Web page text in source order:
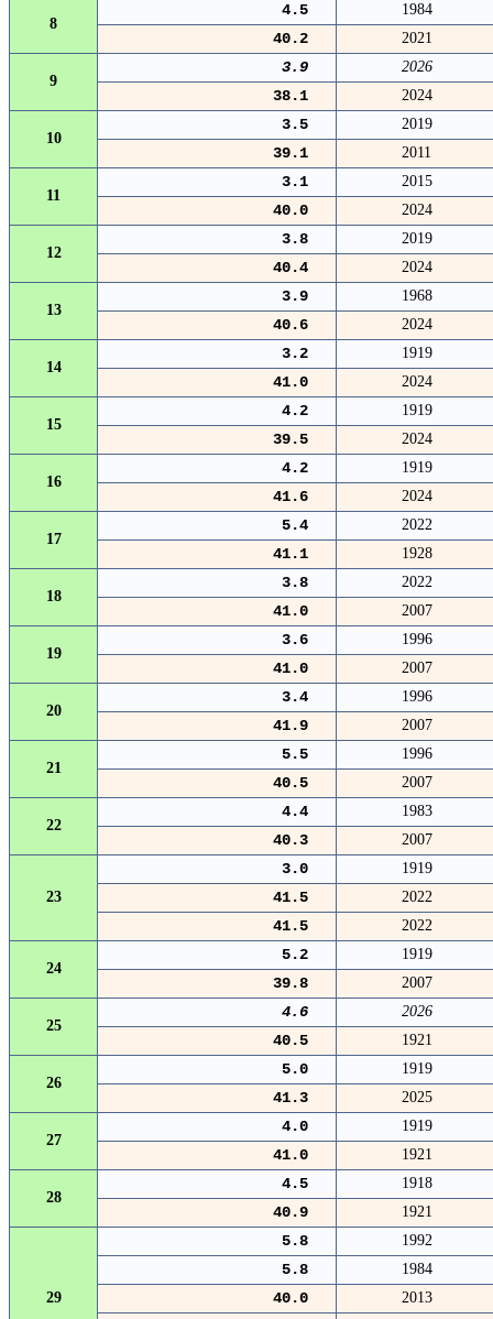
8
4.5 1984
40.2 2021
9
3.9 2026
38.1 2024
10
3.5 2019
39.1 2011
11
3.1 2015
40.0 2024
12
3.8 2019
40.4 2024
13
3.9 1968
40.6 2024
14
3.2 1919
41.0 2024
15
4.2 1919
39.5 2024
16
4.2 1919
41.6 2024
17
5.4 2022
41.1 1928
18
3.8 2022
41.0 2007
19
3.6 1996
41.0 2007
20
3.4 1996
41.9 2007
21
5.5 1996
40.5 2007
22
4.4 1983
40.3 2007
23
3.0 1919
41.5 2022
41.5 2022
24
5.2 1919
39.8 2007
25
4.6 2026
40.5 1921
26
5.0 1919
41.3 2025
27
4.0 1919
41.0 1921
28
4.5 1918
40.9 1921
29
5.8 1992
5.8 1984
40.0 2013